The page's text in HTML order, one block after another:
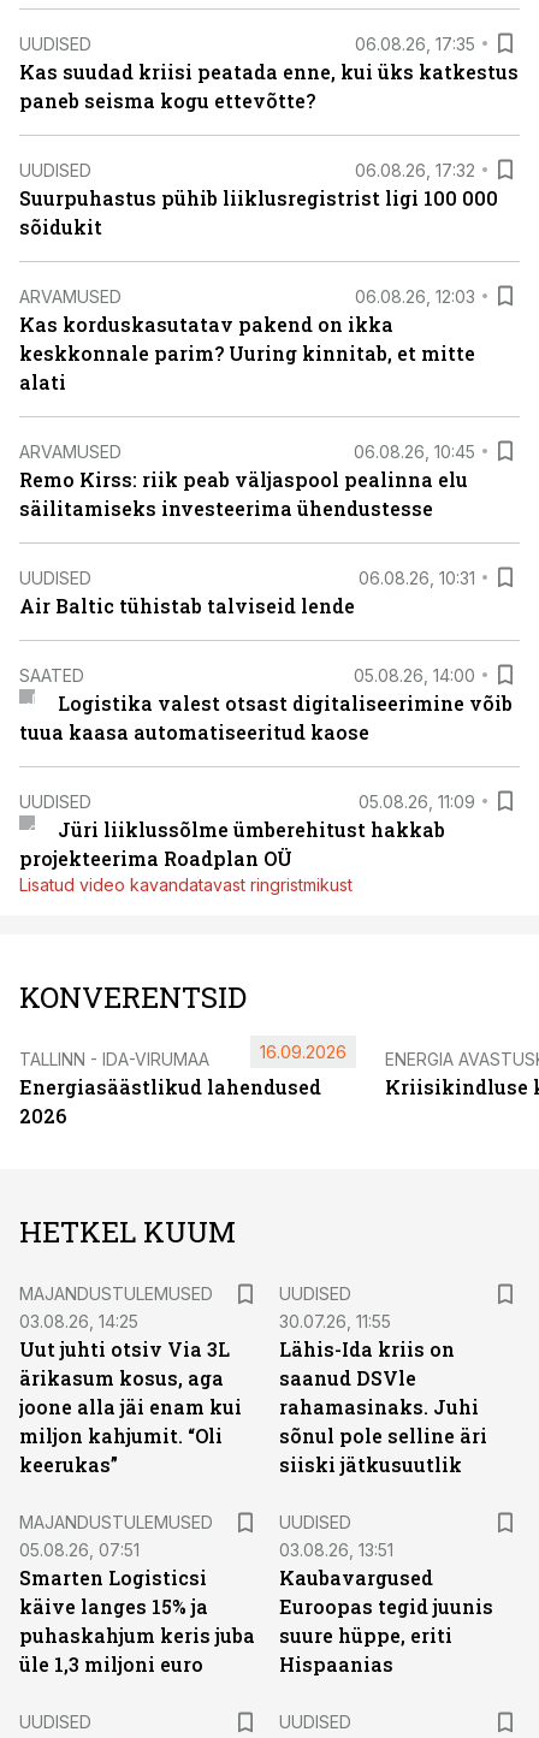
UUDISED 06.08.26, 17:35
Kas suudad kriisi peatada enne, kui üks katkestus
paneb seisma kogu ettevõtte?
UUDISED 06.08.26, 17:32
Suurpuhastus pühib liiklusregistrist ligi 100 000
sõidukit
ARVAMUSED 06.08.26, 12:03
Kas korduskasutatav pakend on ikka
keskkonnale parim? Uuring kinnitab, et mitte
alati
ARVAMUSED 06.08.26, 10:45
Remo Kirss: riik peab väljaspool pealinna elu
säilitamiseks investeerima ühendustesse
UUDISED 06.08.26, 10:31
Air Baltic tühistab talviseid lende
SAATED 05.08.26, 14:00
Logistika valest otsast digitaliseerimine võib
tuua kaasa automatiseeritud kaose
UUDISED 05.08.26, 11:09
Jüri liiklussõlme ümberehitust hakkab
projekteerima Roadplan OÜ
Lisatud video kavandatavast ringristmikust
KONVERENTSID
TALLINN - IDA-VIRUMAA
Energiasäästlikud lahendused
2026
16.09.2026 ENERGIA
Kriisikindluse
HETKEL KUUM
MAJANDUSTULEMUSED
03.08.26, 14:25
Uut juhti otsiv Via 3L
ärikasum kosus, aga
joone alla jäi enam kui
miljon kahjumit. “Oli
keerukas”
UUDISED
30.07.26, 11:55
Lähis-Ida kriis on
saanud DSVle
rahamasinaks. Juhi
sõnul pole selline äri
siiski jätkusuutlik
MAJANDUSTULEMUSED
05.08.26, 07:51
Smarten Logisticsi
käive langes 15% ja
puhaskahjum keris juba
üle 1,3 miljoni euro
UUDISED
03.08.26, 13:51
Kaubavargused
Euroopas tegid juunis
suure hüppe, eriti
Hispaanias
UUDISED
UUDISED